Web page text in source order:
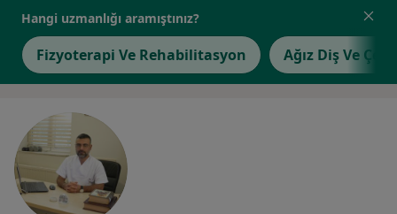
Hangi uzmanlığı aramıştınız?
Fizyoterapi Ve Rehabilitasyon Ağız Diş Ve